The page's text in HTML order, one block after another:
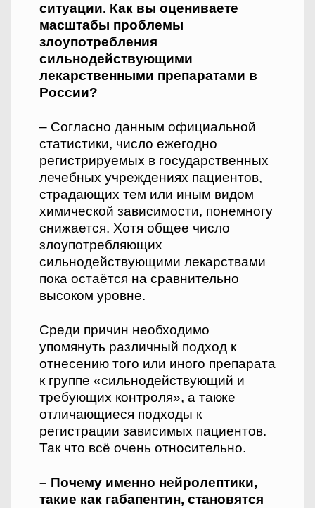
ситуации. Как вы оцениваете
масштабы проблемы
злоупотребления
сильнодействующими
лекарственными препаратами в
России?
– Согласно данным официальной
статистики, число ежегодно
регистрируемых в государственных
лечебных учреждениях пациентов,
страдающих тем или иным видом
химической зависимости, понемногу
снижается. Хотя общее число
злоупотребляющих
сильнодействующими лекарствами
пока остаётся на сравнительно
высоком уровне.
Среди причин необходимо
упомянуть различный подход к
отнесению того или иного препарата
к группе «сильнодействующий и
требующих контроля», а также
отличающиеся подходы к
регистрации зависимых пациентов.
Так что всё очень относительно.
– Почему именно нейролептики,
такие как габапентин, становятся